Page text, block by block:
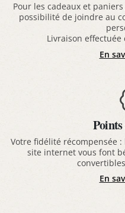
Pour les cadeaux et
possibilité de joindre au
Livraison effectuée
En
Votre fidélité récompensée
site internet vous font
En